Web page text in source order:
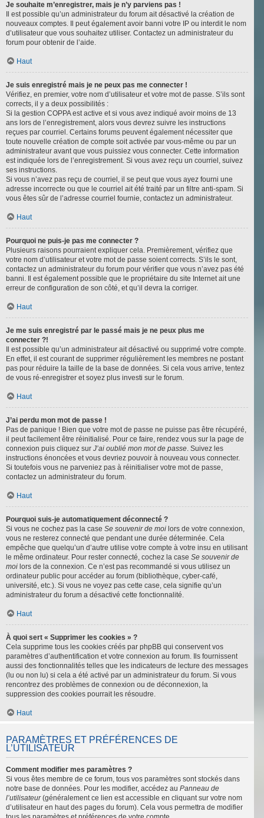
Je souhaite m’enregistrer, mais je n’y parviens pas !
Il est possible qu’un administrateur du forum ait désactivé la création de
nouveaux comptes. Il peut également avoir banni votre IP ou interdit le nom
d’utilisateur que vous souhaitez utiliser. Contactez un administrateur du
forum pour obtenir de l’aide.
Haut
Je suis enregistré mais je ne peux pas me connecter !
Vérifiez, en premier, votre nom d’utilisateur et votre mot de passe. S’ils sont
corrects, il y a deux possibilités :
Si la gestion COPPA est active et si vous avez indiqué avoir moins de 13
ans lors de l’enregistrement, alors vous devrez suivre les instructions
reçues par courriel. Certains forums peuvent également nécessiter que
toute nouvelle création de compte soit activée par vous-même ou par un
administrateur avant que vous puissiez vous connecter. Cette information
est indiquée lors de l’enregistrement. Si vous avez reçu un courriel, suivez
ses instructions.
Si vous n’avez pas reçu de courriel, il se peut que vous ayez fourni une
adresse incorrecte ou que le courriel ait été traité par un filtre anti-spam. Si
vous êtes sûr de l’adresse courriel fournie, contactez un administrateur.
Haut
Pourquoi ne puis-je pas me connecter ?
Plusieurs raisons pourraient expliquer cela. Premièrement, vérifiez que
votre nom d’utilisateur et votre mot de passe soient corrects. S’ils le sont,
contactez un administrateur du forum pour vérifier que vous n’avez pas été
banni. Il est également possible que le propriétaire du site Internet ait une
erreur de configuration de son côté, et qu’il devra la corriger.
Haut
Je me suis enregistré par le passé mais je ne peux plus me
connecter ?!
Il est possible qu’un administrateur ait désactivé ou supprimé votre compte.
En effet, il est courant de supprimer régulièrement les membres ne postant
pas pour réduire la taille de la base de données. Si cela vous arrive, tentez
de vous ré-enregistrer et soyez plus investi sur le forum.
Haut
J’ai perdu mon mot de passe !
Pas de panique ! Bien que votre mot de passe ne puisse pas être récupéré,
il peut facilement être réinitialisé. Pour ce faire, rendez vous sur la page de
connexion puis cliquez sur J’ai oublié mon mot de passe. Suivez les
instructions énoncées et vous devriez pouvoir à nouveau vous connecter.
Si toutefois vous ne parveniez pas à réinitialiser votre mot de passe,
contactez un administrateur du forum.
Haut
Pourquoi suis-je automatiquement déconnecté ?
Si vous ne cochez pas la case Se souvenir de moi lors de votre connexion,
vous ne resterez connecté que pendant une durée déterminée. Cela
empêche que quelqu’un d’autre utilise votre compte à votre insu en utilisant
le même ordinateur. Pour rester connecté, cochez la case Se souvenir de
moi lors de la connexion. Ce n’est pas recommandé si vous utilisez un
ordinateur public pour accéder au forum (bibliothèque, cyber-café,
université, etc.). Si vous ne voyez pas cette case, cela signifie qu’un
administrateur du forum a désactivé cette fonctionnalité.
Haut
À quoi sert « Supprimer les cookies » ?
Cela supprime tous les cookies créés par phpBB qui conservent vos
paramètres d’authentification et votre connexion au forum. Ils fournissent
aussi des fonctionnalités telles que les indicateurs de lecture des messages
(lu ou non lu) si cela a été activé par un administrateur du forum. Si vous
rencontrez des problèmes de connexion ou de déconnexion, la
suppression des cookies pourrait les résoudre.
Haut
PARAMÈTRES ET PRÉFÉRENCES DE
L’UTILISATEUR
Comment modifier mes paramètres ?
Si vous êtes membre de ce forum, tous vos paramètres sont stockés dans
notre base de données. Pour les modifier, accédez au Panneau de
l’utilisateur(généralement ce lien est accessible en cliquant sur votre nom
d’utilisateur en haut des pages du forum). Cela vous permettra de modifier